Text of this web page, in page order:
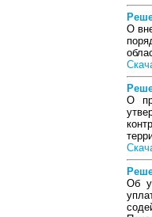
О
О
Об